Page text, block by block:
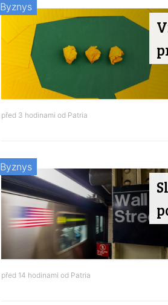
Byznys
před 3 hodinami od Patria
Byznys
před 14 hodinami od Patria